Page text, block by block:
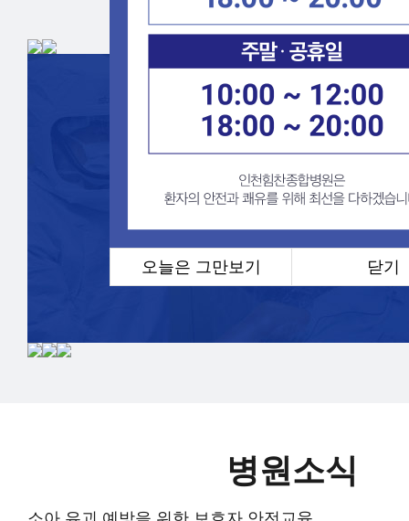
오늘은 그만보기 닫기
병원소식